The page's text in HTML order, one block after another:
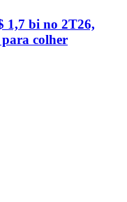
1,7 bi no 2T26,
colher